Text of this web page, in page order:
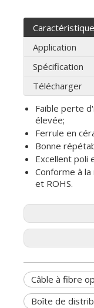
Application
Spécification
Télécharger
Faible perte
élevée;
Ferrule en
Bonne
Excellent poli
Conforme à
et ROHS.
Câble à fibre
Boîte de